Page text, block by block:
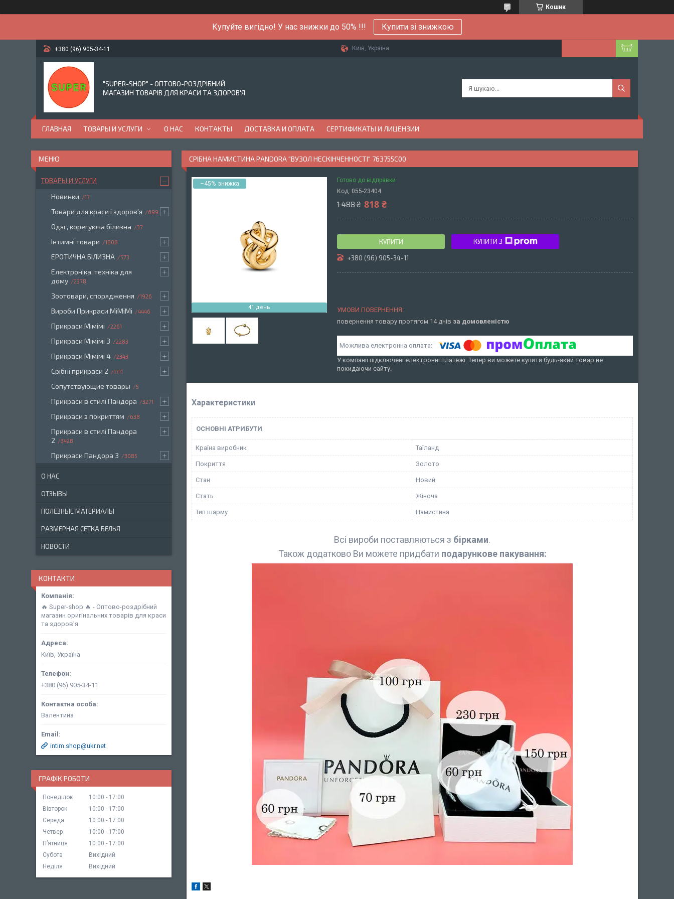
Кошик
Купуйте вигідно! У нас знижки до 50% !!! Купити зі знижкою
+380 (96) 905-34-11 Київ, Україна
"SUPER-SHOP" - ОПТОВО-РОЗДРІБНИЙ
МАГАЗИН ТОВАРІВ ДЛЯ КРАСИ ТА ЗДОРОВ'Я
ГЛАВНАЯ ТОВАРЫ И УСЛУГИ О НАС КОНТАКТЫ ДОСТАВКА И ОПЛАТА СЕРТИФИКАТЫ И ЛИЦЕНЗИИ
СРІБНА НАМИСТИНА PANDORA "ВУЗОЛ НЕСКІНЧЕННОСТІ" 763755C00
–45%
41 день
Готово до відправки
Код: 055-23404
1 488 ₴ 818 ₴
КУПИТИ КУПИТИ З
+380 (96) 905-34-11
повернення товару протягом 14 днів за домовленістю
У компанії підключені електронні платежі. Тепер ви можете купити будь-який товар не
покидаючи сайту.
Характеристики
ОСНОВНІ АТРИБУТИ
Країна виробник Таїланд
Покриття Золото
Стан Новий
Стать Жіноча
Тип шарму Намистина
Всі вироби поставляються з бірками.
Також додатково Ви можете придбати подарункове пакування:
ТОВАРЫ И УСЛУГИ
Новинки 17
Товари для краси і здоров'я 699
Одяг, корегуюча білизна 37
Інтимні товари 1808
ЕРОТИЧНА БІЛИЗНА 573
Електроніка, техніка для
дому
2378
Зоотовари, спорядження 1926
Вироби Прикраси МіМіМі 4446
Прикраси Мімімі 2261
Прикраси Мімімі 3 2283
Прикраси Мімімі 4 2343
Срібні прикраси 2 1711
Сопутствующие товары 5
Прикраси в стилі Пандора 3271
Прикраси з покриттям 638
Прикраси в стилі Пандора
2
3428
Прикраси Пандора 3 3085
О НАС
ОТЗЫВЫ
ПОЛЕЗНЫЕ МАТЕРИАЛЫ
РАЗМЕРНАЯ СЕТКА БЕЛЬЯ
НОВОСТИ
КОНТАКТИ
🔥 Super-shop 🔥 - Оптово-роздрібний
магазин оригінальних товарів для краси
та здоров'я
Київ, Україна
+380 (96) 905-34-11
Валентина
intim.shop@ukr.net
ГРАФІК РОБОТИ
Понеділок 10:00
17:00
Вівторок
10:00
17:00
Середа
10:00
17:00
Четвер
10:00
17:00
Пʼятниця
10:00
17:00
Субота
Вихідний
Неділя
Вихідний